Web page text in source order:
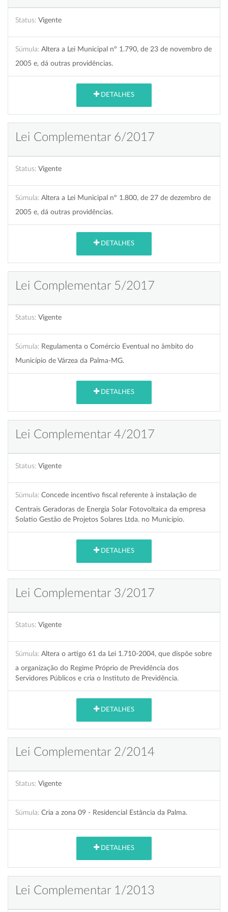
Status: Vigente
Súmula: Altera a Lei Municipal nº 1.790, de 23 de novembro de
2005 e, dá outras providências.
DETALHES
Lei Complementar 6/2017
Status: Vigente
Súmula: Altera a Lei Municipal nº 1.800, de 27 de dezembro de
2005 e, dá outras providências.
DETALHES
Lei Complementar 5/2017
Status: Vigente
Súmula: Regulamenta o Comércio Eventual no âmbito do
Município de Várzea da Palma-MG.
DETALHES
Lei Complementar 4/2017
Status: Vigente
Súmula: Concede incentivo fiscal referente à instalação de
Centrais Geradoras de Energia Solar Fotovoltaica da empresa
Solatio Gestão de Projetos Solares Ltda. no Município.
DETALHES
Lei Complementar 3/2017
Status: Vigente
Súmula: Altera o artigo 61 da Lei 1.710-2004, que dispõe sobre
a organização do Regime Próprio de Previdência dos
Servidores Públicos e cria o Instituto de Previdência.
DETALHES
Lei Complementar 2/2014
Status: Vigente
Súmula: Cria a zona 09 - Residencial Estância da Palma.
DETALHES
Lei Complementar 1/2013